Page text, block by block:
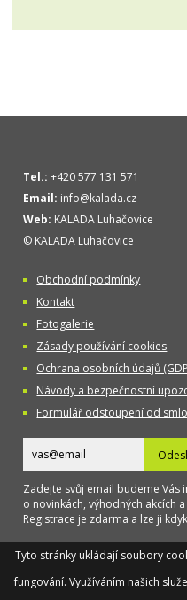
Tel.: +420 577 131 571
Email: info@kalada.cz
Web: KALADA Luhačovice
© KALADA Luhačovice
Obchodní podmínky
Kontakt
Fotogalerie
Zásady používání cookies
Ochrana osobních údajů
Návody a bezpečnostní
Formulář odstoupení od
Zadejte svůj email budeme Vás
o novinkách, výhodných akcích a
Registrace je zdarma a lze ji
Designed
Tyto stránky ukládají soubory
fungování. Využíváním našich